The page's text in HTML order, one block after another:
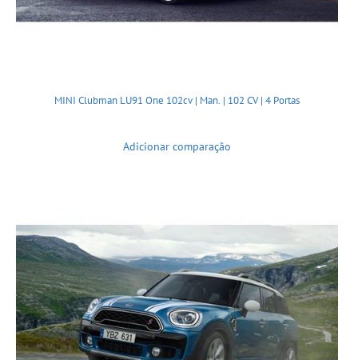
MINI Clubman LU91 One 102cv | Man. | 102 CV | 4 Portas
Adicionar comparação